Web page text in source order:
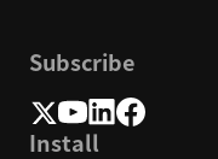
Subscribe
Install